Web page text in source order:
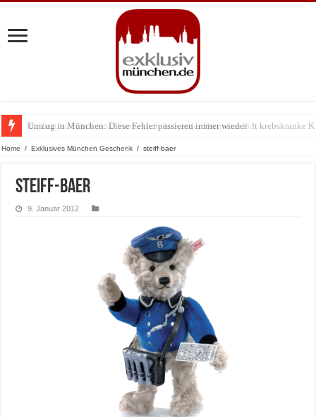
Umzug in München: Diese Fehler passieren immer wieder
Zu Gast im Fränk’ness: Sternekoch Alexander Herrmann lädt krebskranke
Home / Exklusives München Geschenk / steiff-baer
steiff-baer
9. Januar 2012